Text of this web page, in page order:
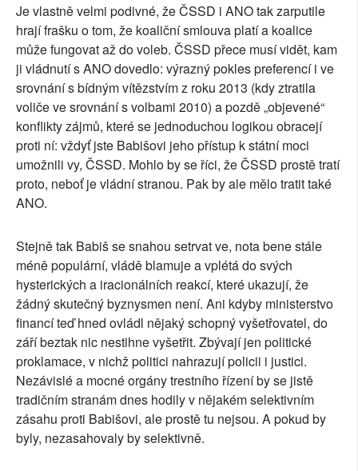
Je vlastně velmi podivné, že ČSSD i ANO tak zarputile
hrají frašku o tom, že koaliční smlouva platí a koalice
může fungovat až do voleb. ČSSD přece musí vidět, kam
ji vládnutí s ANO dovedlo: výrazný pokles preferencí i ve
srovnání s bídným vítězstvím z roku 2013 (kdy ztratila
voliče ve srovnání s volbami 2010) a pozdě „objevené“
konflikty zájmů, které se jednoduchou logikou obracejí
proti ní: vždyť jste Babišovi jeho přístup k státní moci
umožnili vy, ČSSD. Mohlo by se říci, že ČSSD prostě tratí
proto, neboť je vládní stranou. Pak by ale mělo tratit také
ANO.
Stejně tak Babiš se snahou setrvat ve, nota bene stále
méně populární, vládě blamuje a vplétá do svých
hysterických a iracionálních reakcí, které ukazují, že
žádný skutečný byznysmen není. Ani kdyby ministerstvo
financí teď hned ovládl nějaký schopný vyšetřovatel, do
září beztak nic nestihne vyšetřit. Zbývají jen politické
proklamace, v nichž politici nahrazují policii i justici.
Nezávislé a mocné orgány trestního řízení by se jistě
tradičním stranám dnes hodily v nějakém selektivním
zásahu proti Babišovi, ale prostě tu nejsou. A pokud by
byly, nezasahovaly by selektivně.